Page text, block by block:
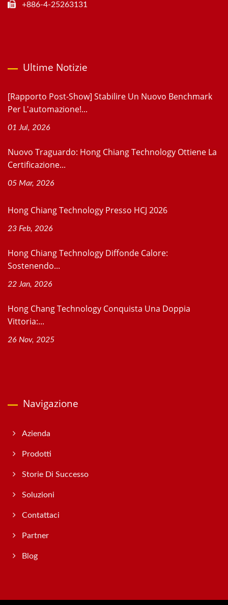
+886-4-25263131
Ultime Notizie
[Rapporto Post-Show] Stabilire Un Nuovo Benchmark
Per L'automazione!...
01 Jul, 2026
Nuovo Traguardo: Hong Chiang Technology Ottiene La
Certificazione...
05 Mar, 2026
Hong Chiang Technology Presso HCJ 2026
23 Feb, 2026
Hong Chiang Technology Diffonde Calore:
Sostenendo...
22 Jan, 2026
Hong Chang Technology Conquista Una Doppia
Vittoria:...
26 Nov, 2025
Navigazione
Azienda
Prodotti
Storie Di Successo
Soluzioni
Contattaci
Partner
Blog